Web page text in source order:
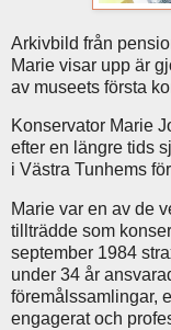
Arkivbild från
Marie visar upp är
av museets första
Konservator Marie
efter en längre tids
i Västra Tunhems
Marie var en av de
tillträdde som
september 1984
under 34 år
föremålssamlingar,
engagerat och